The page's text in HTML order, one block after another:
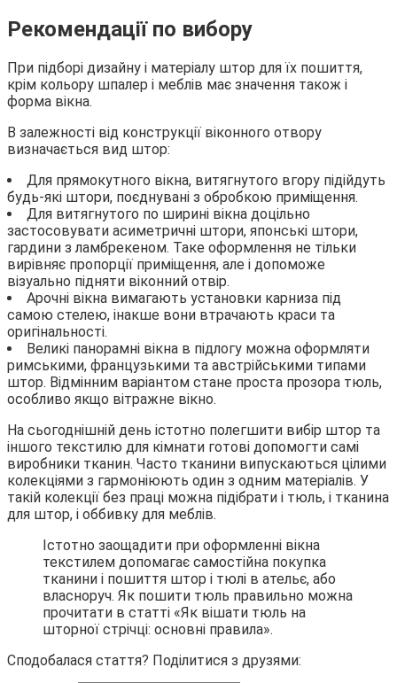
Рекомендації по вибору
При підборі дизайну і матеріалу штор для їх пошиття,
крім кольору шпалер і меблів має значення також і
форма вікна.
В залежності від конструкції віконного отвору
визначається вид штор:
Для прямокутного вікна, витягнутого вгору підійдуть
будь-які штори, поєднувані з обробкою приміщення.
Для витягнутого по ширині вікна доцільно
застосовувати асиметричні штори, японські штори,
гардини з ламбрекеном. Таке оформлення не тільки
вирівняє пропорції приміщення, але і допоможе
візуально підняти віконний отвір.
Арочні вікна вимагають установки карниза під
самою стелею, інакше вони втрачають краси та
оригінальності.
Великі панорамні вікна в підлогу можна оформляти
римськими, французькими та австрійськими типами
штор. Відмінним варіантом стане проста прозора тюль,
особливо якщо вітражне вікно.
На сьогоднішній день істотно полегшити вибір штор та
іншого текстилю для кімнати готові допомогти самі
виробники тканин. Часто тканини випускаються цілими
колекціями з гармоніюють один з одним матеріалів. У
такій колекції без праці можна підібрати і тюль, і тканина
для штор, і оббивку для меблів.
Істотно заощадити при оформленні вікна
текстилем допомагає самостійна покупка
тканини і пошиття штор і тюлі в ательє, або
власноруч. Як пошити тюль правильно можна
прочитати в статті «Як вішати тюль на
шторної стрічці: основні правила».
Сподобалася стаття? Поділитися з друзями: